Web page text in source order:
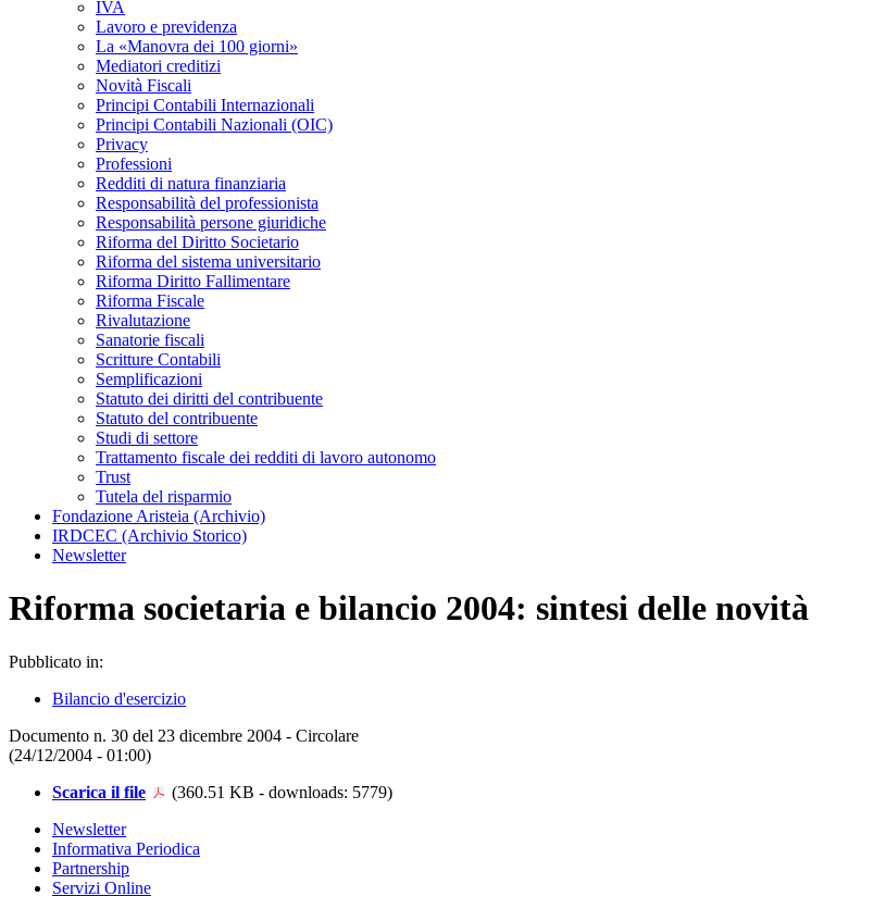
IVA
Lavoro e previdenza
La «Manovra dei 100 giorni»
Mediatori creditizi
Novità Fiscali
Principi Contabili Internazionali
Principi Contabili Nazionali (OIC)
Privacy
Professioni
Redditi di natura finanziaria
Responsabilità del professionista
Responsabilità persone giuridiche
Riforma del Diritto Societario
Riforma del sistema universitario
Riforma Diritto Fallimentare
Riforma Fiscale
Rivalutazione
Sanatorie fiscali
Scritture Contabili
Semplificazioni
Statuto dei diritti del contribuente
Statuto del contribuente
Studi di settore
Trattamento fiscale dei redditi di lavoro autonomo
Trust
Tutela del risparmio
Fondazione Aristeia (Archivio)
IRDCEC (Archivio Storico)
Newsletter
Riforma societaria e bilancio 2004: sintesi delle novità
Pubblicato in:
Bilancio d'esercizio
Documento n. 30 del 23 dicembre 2004 - Circolare
(24/12/2004 - 01:00)
Scarica il file
(360.51 KB - downloads: 5779)
Newsletter
Informativa Periodica
Partnership
Servizi Online